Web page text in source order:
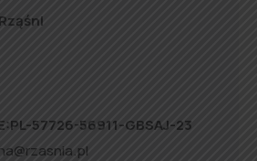
57726-56911-GBSAJ-23